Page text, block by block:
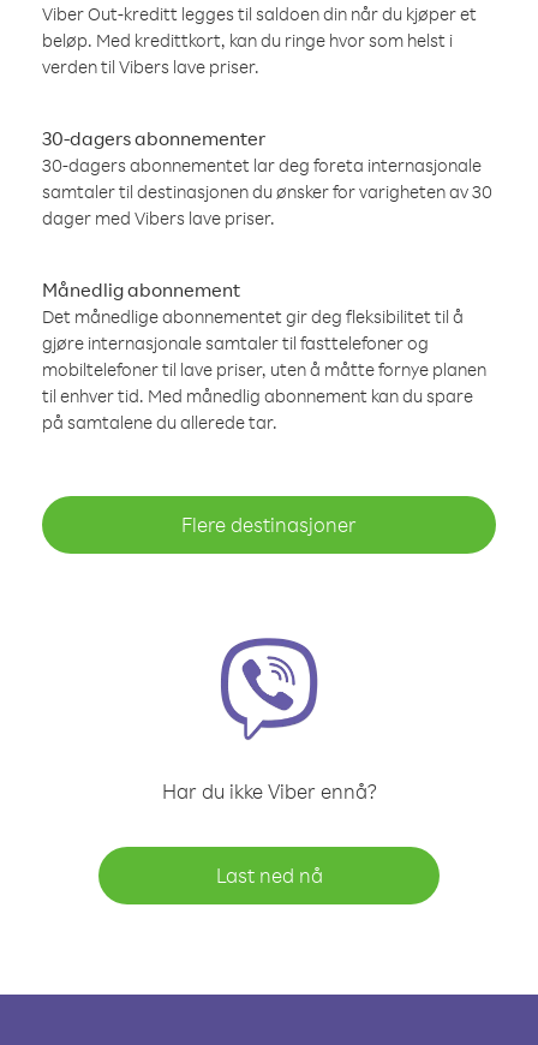
Viber Out-kreditt legges til saldoen din når du kjøper et
beløp. Med kredittkort, kan du ringe hvor som helst i
verden til Vibers lave priser.
30-dagers abonnementer
30-dagers abonnementet lar deg foreta internasjonale
samtaler til destinasjonen du ønsker for varigheten av 30
dager med Vibers lave priser.
Månedlig abonnement
Det månedlige abonnementet gir deg fleksibilitet til å
gjøre internasjonale samtaler til fasttelefoner og
mobiltelefoner til lave priser, uten å måtte fornye planen
til enhver tid. Med månedlig abonnement kan du spare
på samtalene du allerede tar.
Flere destinasjoner
Har du ikke Viber ennå?
Last ned nå